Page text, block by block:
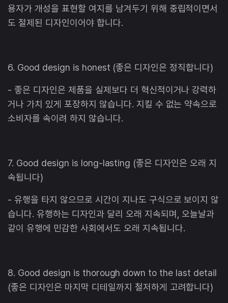
용자가 개성을 표현할 여지를 남겨두기 위해 중립적이면서
도 절제된 디자인이어야 합니다.
6. Good design is honest (좋은 디자인은 정직합니다)
- 좋은 디자인은 제품을 실제보다 더 혁신적이거나 강력하
거나 가치 있게 포장하지 않습니다. 지킬 수 없는 약속으로
소비자를 속이려 하지 않습니다.
7. Good design is long-lasting (좋은 디자인은 오래 지
속됩니다)
- 유행을 타지 않으므로 시간이 지나도 구식으로 보이지 않
습니다. 유행하는 디자인과 달리 오래 지속되며, 오늘날과
같이 유행에 민감한 사회에서도 오래 지속됩니다.
8. Good design is thorough down to the last detail
(좋은 디자인은 마지막 디테일까지 철저하게 고려합니다)